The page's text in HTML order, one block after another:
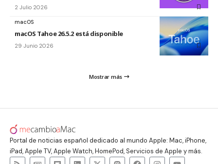
2 Julio 2026
macOS
macOS Tahoe 26.5.2 está disponible
29 Junio 2026
Mostrar más
Portal de noticias español dedicado al mundo Apple: Mac, iPhone,
iPad, Apple TV, Apple Watch, HomePod, Servicios de Apple y más.